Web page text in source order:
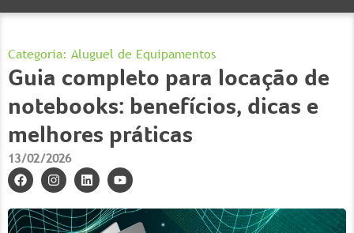
Categoria: Aluguel de Equipamentos
Guia completo para locação de
notebooks: benefícios, dicas e
melhores práticas
13/02/2026